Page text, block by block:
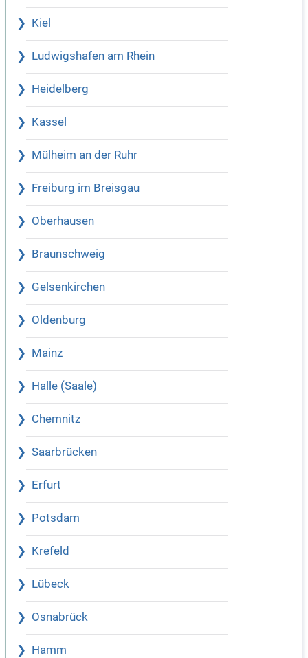
Kiel
Ludwigshafen am Rhein
Heidelberg
Kassel
Mülheim an der Ruhr
Freiburg im Breisgau
Oberhausen
Braunschweig
Gelsenkirchen
Oldenburg
Mainz
Halle (Saale)
Chemnitz
Saarbrücken
Erfurt
Potsdam
Krefeld
Lübeck
Osnabrück
Hamm